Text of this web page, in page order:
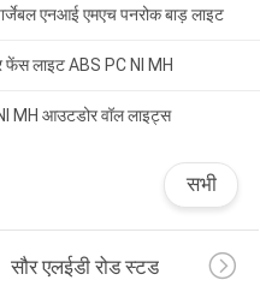
एनआई एमएच पनरोक बाड़ लाइट
फेंस लाइट ABS PC NI MH
MH आउटडोर वॉल लाइट्स
सभी
सौर एलईडी रोड स्टड